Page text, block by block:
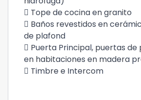
 Tope de cocina en granito
 Baños revestidos en
de plafond
 Puerta Principal, puertas de
en habitaciones en madera
 Timbre e Intercom